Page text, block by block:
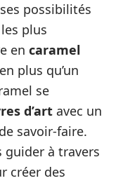
possibilités
plus
en caramel
plus qu’un
se
d’art avec un
savoir-faire.
guider à travers
créer des